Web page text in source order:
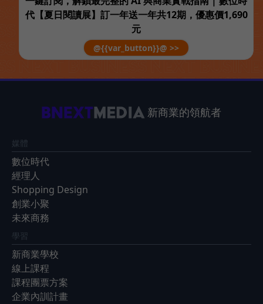
代【夏日閱讀展】訂一年送一年共12期，優惠價1,690
元
@{{var_button}}@ >>
新商業的領航者
媒體
數位時代
經理人
Shopping Design
創業小聚
未來商務
學習
新商業學校
線上課程
課程團票方案
企業內訓計畫